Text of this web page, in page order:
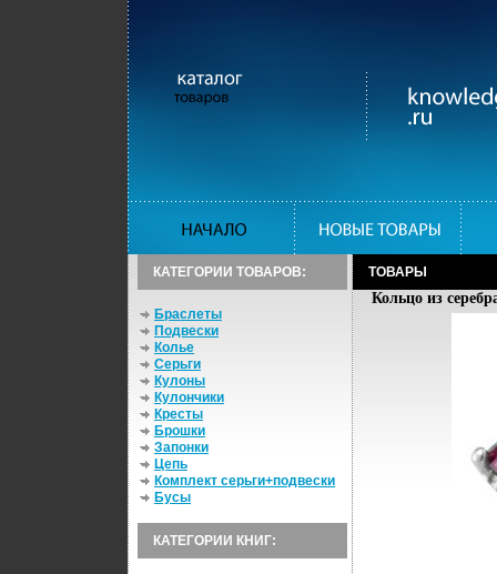
КАТЕГОРИИ ТОВАРОВ:
Браслеты
Подвески
Колье
Серьги
Кулоны
Кулончики
Кресты
Брошки
Запонки
Цепь
Комплект серьги+подвески
Бусы
КАТЕГОРИИ КНИГ:
ТОВАРЫ
Кольцо из